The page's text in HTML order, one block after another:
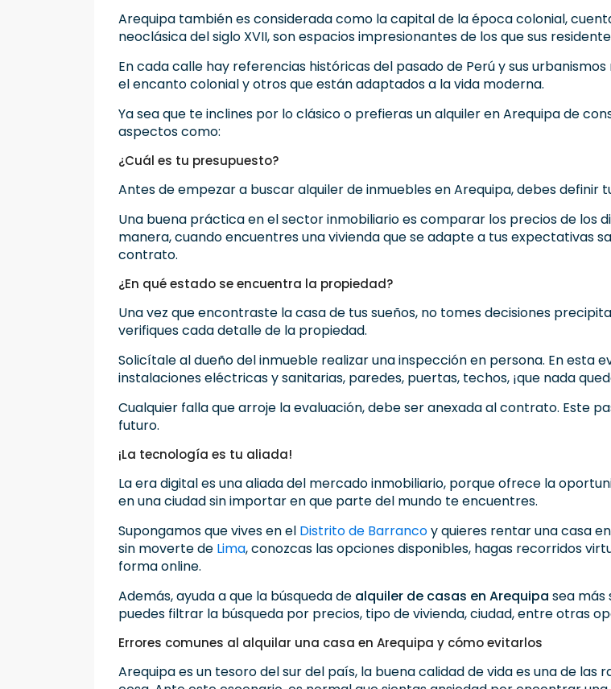
Arequipa también es considerada como la capital de la época colonial,
neoclásica del siglo XVII, son espacios impresionantes de los que sus
En cada calle hay referencias históricas del pasado de Perú y sus
el encanto colonial y otros que están adaptados a la vida moderna.
Ya sea que te inclines por lo clásico o prefieras un alquiler en Arequipa de
aspectos como:
¿Cuál es tu presupuesto?
Antes de empezar a buscar alquiler de inmuebles en Arequipa, debes definir
Una buena práctica en el sector inmobiliario es comparar los precios de los
manera, cuando encuentres una vivienda que se adapte a tus expectativas
contrato.
¿En qué estado se encuentra la propiedad?
Una vez que encontraste la casa de tus sueños, no tomes decisiones
verifiques cada detalle de la propiedad.
Solicítale al dueño del inmueble realizar una inspección en persona. En esta
instalaciones eléctricas y sanitarias, paredes, puertas, techos, ¡que nada
Cualquier falla que arroje la evaluación, debe ser anexada al contrato. Este
futuro.
¡La tecnología es tu aliada!
La era digital es una aliada del mercado inmobiliario, porque ofrece la
en una ciudad sin importar en que parte del mundo te encuentres.
Supongamos que vives en el Distrito de Barrancoy quieres rentar una casa
sin moverte de Lima, conozcas las opciones disponibles, hagas recorridos
forma online.
Además, ayuda a que la búsqueda de alquiler de casas en Arequipa sea más
puedes filtrar la búsqueda por precios, tipo de vivienda, ciudad, entre otras
Errores comunes al alquilar una casa en Arequipa y cómo evitarlos
Arequipa es un tesoro del sur del país, la buena calidad de vida es una de